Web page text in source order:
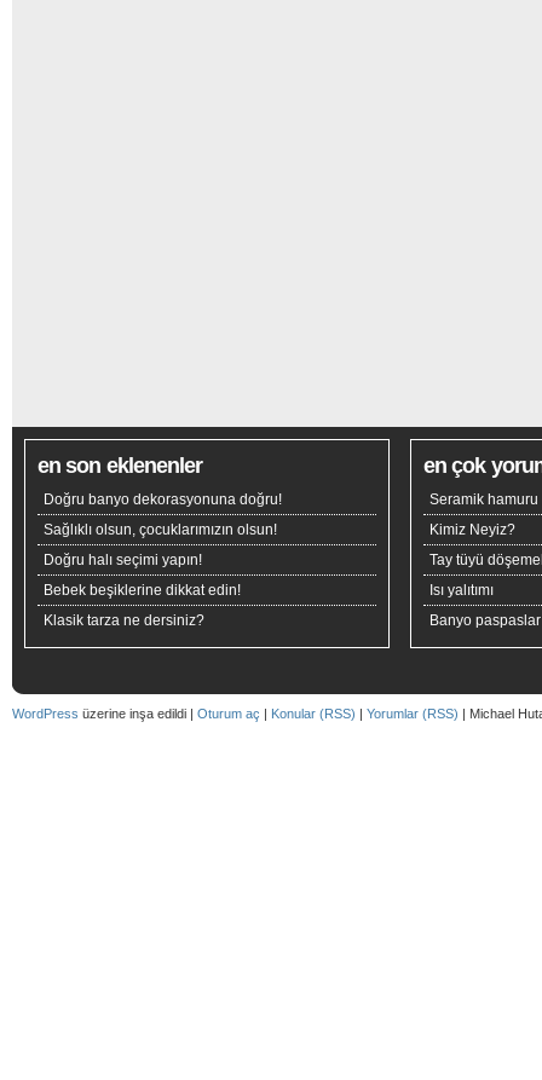
en son eklenenler
Doğru banyo dekorasyonuna doğru!
Sağlıklı olsun, çocuklarımızın olsun!
Doğru halı seçimi yapın!
Bebek beşiklerine dikkat edin!
Klasik tarza ne dersiniz?
en çok
Seramik hamuru
Kimiz Neyiz?
Tay tüyü
Isı yalıtımı
Banyo
WordPress üzerine inşa edildi | Oturum aç | Konular (RSS) | Yorumlar (RSS) | Michael